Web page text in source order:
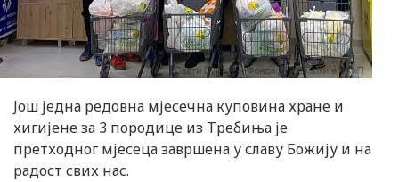
Још једна редовна мјесечна куповина хране и
хигијене за 3 породице из Требиња је
претходног мјесеца завршена у славу Божију и на
радост свих нас.